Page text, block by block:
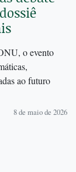
o evento
ao futuro
8 de maio de 2026